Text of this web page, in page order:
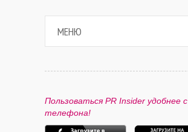
МЕНЮ
ПАРТНЕРАМ
Пользоваться PR Insider удобнее с
телефона!